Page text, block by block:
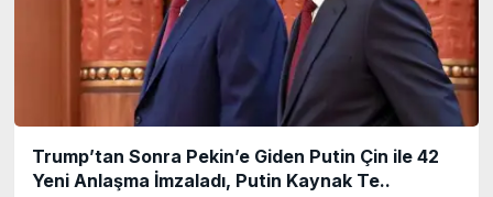
Trump’tan Sonra Pekin’e Giden Putin Çin ile 42
Yeni Anlaşma İmzaladı, Putin Kaynak Te..